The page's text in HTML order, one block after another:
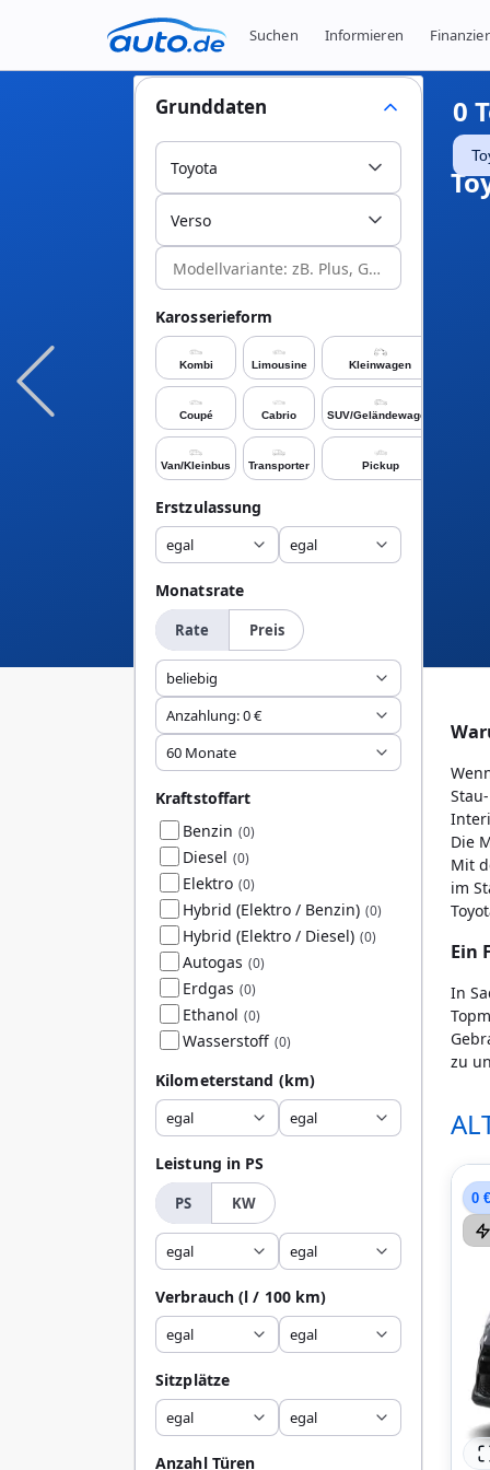
Suchen Informieren
0
Grunddaten
Toyota
Verso
Karosserieform
Kombi Limousine Kleinwagen
Coupé Cabrio SUV/Geländewagen
Van/Kleinbus Transporter Pickup
Erstzulassung
egal egal
Monatsrate
Rate Preis
beliebig
Anzahlung: 0 €
60 Monate
Kraftstoffart
Benzin (0)
Diesel (0)
Elektro (0)
Hybrid (Elektro / Benzin) (0)
Hybrid (Elektro / Diesel) (0)
Autogas (0)
Erdgas (0)
Ethanol (0)
Wasserstoff (0)
Kilometerstand (km)
egal egal
Leistung in PS
PS KW
egal egal
Verbrauch(l / 100 km)
egal egal
Sitzplätze
egal egal
Anzahl Türen
Die
Mit
im
Ein
In
zu
0